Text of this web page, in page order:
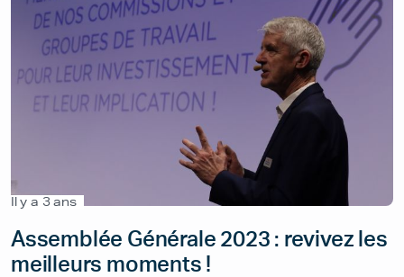
Il y a 3 ans
Assemblée Générale 2023 : revivez les
meilleurs moments !